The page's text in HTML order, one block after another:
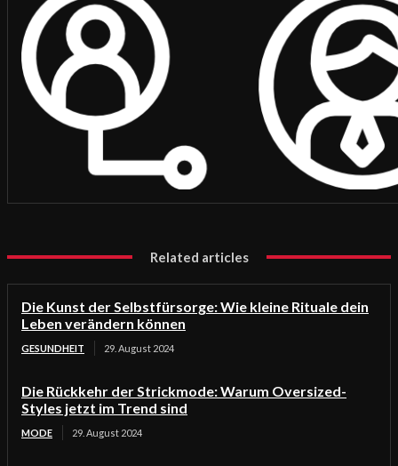
Related articles
Die Kunst der Selbstfürsorge: Wie kleine Rituale dein
Leben verändern können
GESUNDHEIT 29. August 2024
Die Rückkehr der Strickmode: Warum Oversized-
Styles jetzt im Trend sind
MODE 29. August 2024